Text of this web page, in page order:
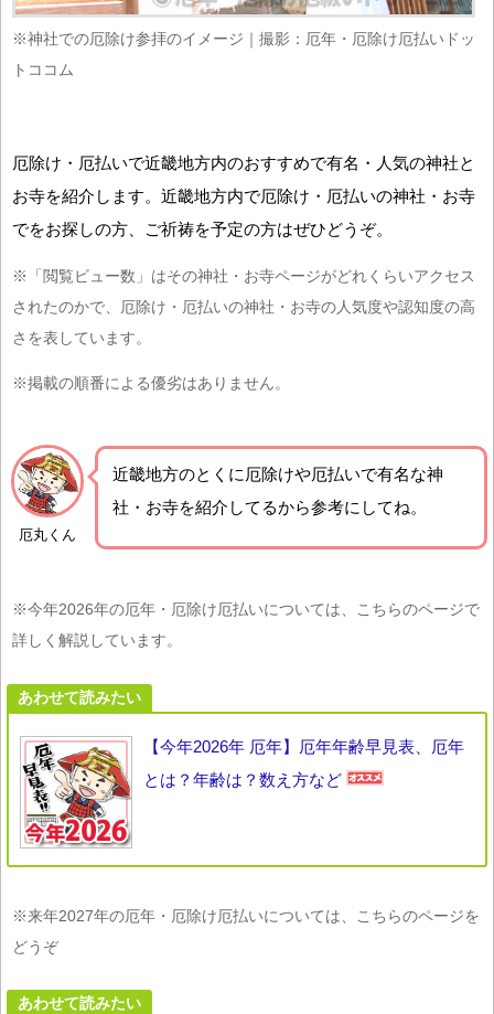
※神社での厄除け参拝のイメージ｜撮影：厄年・厄除け厄払いドッ
トココム
厄除け・厄払いで近畿地方内のおすすめで有名・人気の神社と
お寺を紹介します。近畿地方内で厄除け・厄払いの神社・お寺
でをお探しの方、ご祈祷を予定の方はぜひどうぞ。
※「閲覧ビュー数」はその神社・お寺ページがどれくらいアクセス
されたのかで、厄除け・厄払いの神社・お寺の人気度や認知度の高
さを表しています。
※掲載の順番による優劣はありません。
厄丸くん
近畿地方のとくに厄除けや厄払いで有名な神
社・お寺を紹介 してるから参考にしてね。
※今年2026年の厄年・厄除け厄払いについては、こちらのページで
詳しく解説しています。
あわせて読みたい
【今年2026年 厄年】厄年年齢早見表、厄年
とは？年齢は？数え方など
※来年2027年の厄年・厄除け厄払いについては、こちらのページを
どうぞ
あわせて読みたい